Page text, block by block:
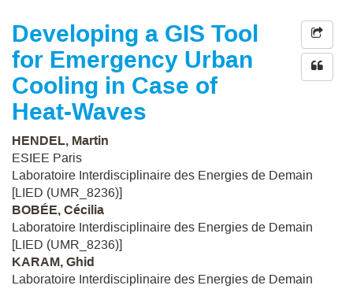
Developing a GIS Tool
for Emergency Urban
Cooling in Case of
Heat-Waves
HENDEL, Martin
ESIEE Paris
Laboratoire Interdisciplinaire des Energies de Demain
[LIED (UMR_8236)]
BOBÉE, Cécilia
Laboratoire Interdisciplinaire des Energies de Demain
[LIED (UMR_8236)]
KARAM, Ghid
Laboratoire Interdisciplinaire des Energies de Demain